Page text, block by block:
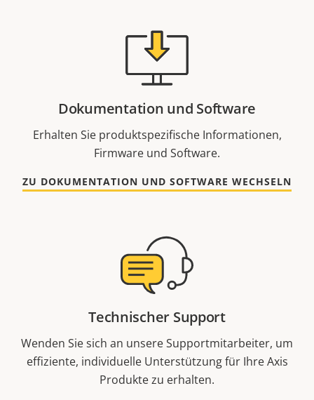
Dokumentation und Software
Erhalten Sie produktspezifische Informationen,
Firmware und Software.
ZU DOKUMENTATION UND SOFTWARE WECHSELN
Technischer Support
Wenden Sie sich an unsere Supportmitarbeiter, um
effiziente, individuelle Unterstützung für Ihre Axis
Produkte zu erhalten.